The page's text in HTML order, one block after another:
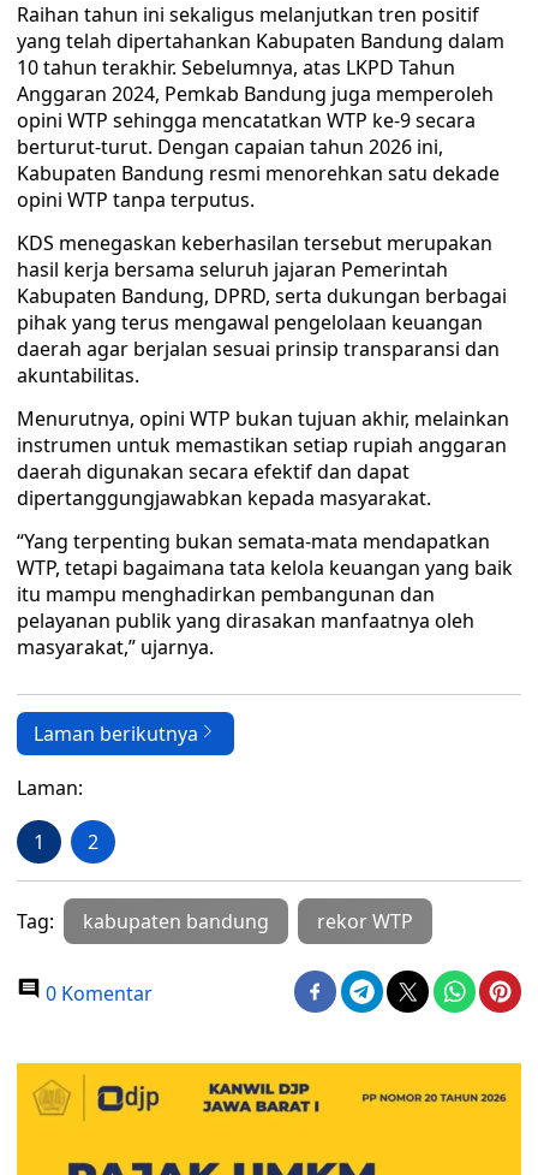
Raihan tahun ini sekaligus melanjutkan tren positif
yang telah dipertahankan Kabupaten Bandung dalam
10 tahun terakhir. Sebelumnya, atas LKPD Tahun
Anggaran 2024, Pemkab Bandung juga memperoleh
opini WTP sehingga mencatatkan WTP ke-9 secara
berturut-turut. Dengan capaian tahun 2026 ini,
Kabupaten Bandung resmi menorehkan satu dekade
opini WTP tanpa terputus.
KDS menegaskan keberhasilan tersebut merupakan
hasil kerja bersama seluruh jajaran Pemerintah
Kabupaten Bandung, DPRD, serta dukungan berbagai
pihak yang terus mengawal pengelolaan keuangan
daerah agar berjalan sesuai prinsip transparansi dan
akuntabilitas.
Menurutnya, opini WTP bukan tujuan akhir, melainkan
instrumen untuk memastikan setiap rupiah anggaran
daerah digunakan secara efektif dan dapat
dipertanggungjawabkan kepada masyarakat.
“Yang terpenting bukan semata-mata mendapatkan
WTP, tetapi bagaimana tata kelola keuangan yang baik
itu mampu menghadirkan pembangunan dan
pelayanan publik yang dirasakan manfaatnya oleh
masyarakat,” ujarnya.
Laman berikutnya
Laman:
1 2
Tag: kabupaten bandung rekor WTP
0 Komentar